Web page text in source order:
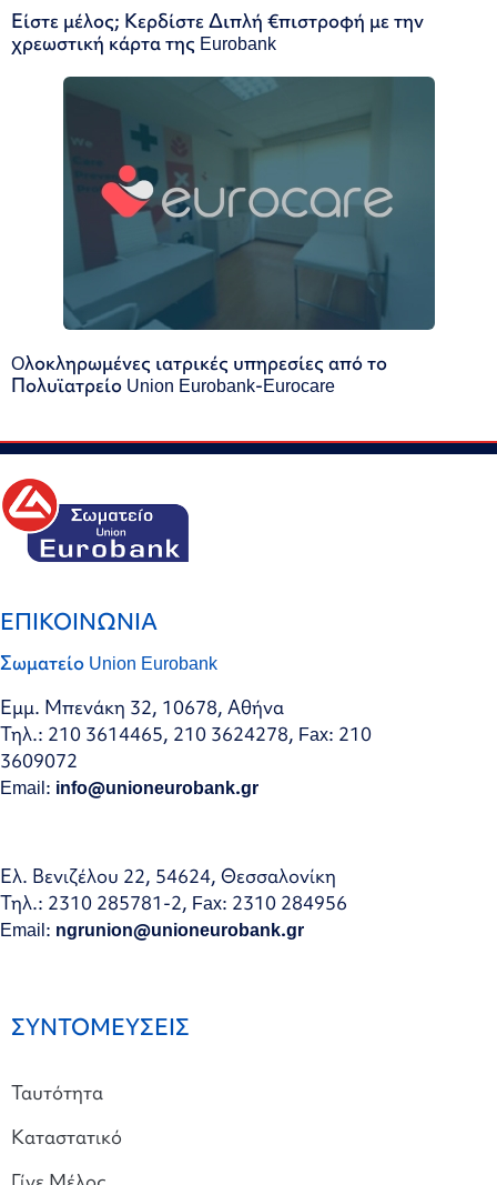
Είστε μέλος; Κερδίστε Διπλή €πιστροφή με την
χρεωστική κάρτα της Eurobank
Oλοκληρωμένες ιατρικές υπηρεσίες από το
Πολυϊατρείο Union Eurobank-Eurocare
ΕΠΙΚΟΙΝΩΝΙΑ
Σωματείο Union Eurobank
Εμμ. Μπενάκη 32, 10678, Αθήνα
Τηλ.: 210 3614465, 210 3624278, Fax: 210
3609072
Email: info@unioneurobank.gr
Ελ. Βενιζέλου 22, 54624, Θεσσαλονίκη
Τηλ.: 2310 285781-2, Fax: 2310 284956
Email: ngrunion@unioneurobank.gr
ΣΥΝΤΟΜΕΥΣΕΙΣ
Ταυτότητα
Καταστατικό